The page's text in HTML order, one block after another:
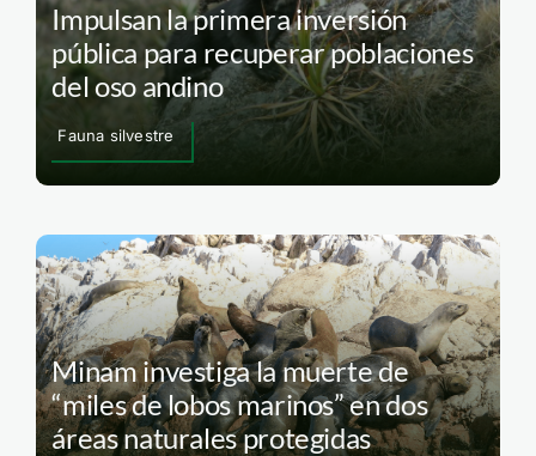
Impulsan la primera inversión
pública para recuperar poblaciones
del oso andino
Fauna silvestre
Minam investiga la muerte de
“miles de lobos marinos” en dos
áreas naturales protegidas